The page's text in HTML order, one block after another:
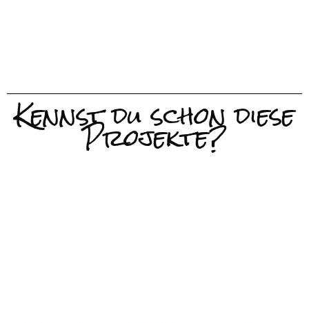
Kennst du schon diese
Projekte?